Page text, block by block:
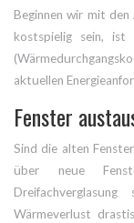
Beginnen wir mit den
kostspielig sein,
aktuellen
Fenster
Sind die alten
über neue
Wärmeverlust